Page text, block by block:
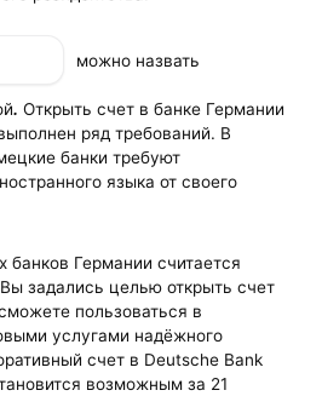
можно назвать
. Открыть счет в банке Германии
ряд требований. В
банки требуют
языка от своего
Германии считается
задались целью открыть счет
пользоваться в
услугами надёжного
счет в Deutsche Bank
возможным за 21